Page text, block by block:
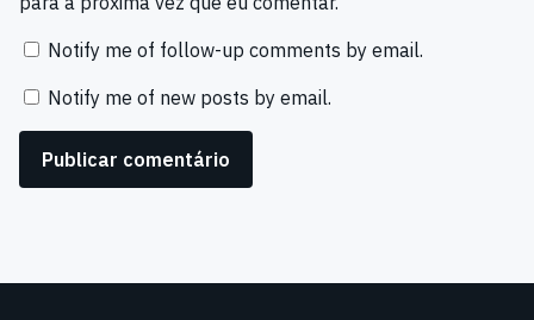
Notify me of follow-up comments by email.
Notify me of new posts by email.